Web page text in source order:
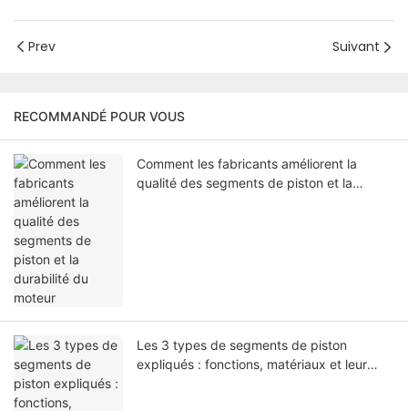
Prev Suivant
RECOMMANDÉ POUR VOUS
Comment les fabricants améliorent la
qualité des segments de piston et la
Les 3 types de segments de piston
expliqués : fonctions, matériaux et leur